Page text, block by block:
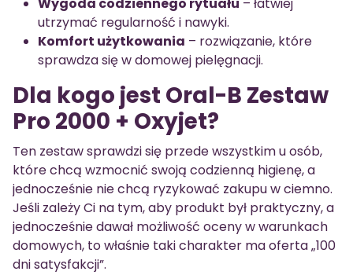
utrzymać regularność i nawyki.
Komfort użytkowania – rozwiązanie, które
sprawdza się w domowej pielęgnacji.
Dla kogo jest Oral-B Zestaw
Pro 2000 + Oxyjet?
Ten zestaw sprawdzi się przede wszystkim u osób,
które chcą wzmocnić swoją codzienną higienę, a
jednocześnie nie chcą ryzykować zakupu w ciemno.
Jeśli zależy Ci na tym, aby produkt był praktyczny, a
jednocześnie dawał możliwość oceny w warunkach
domowych, to właśnie taki charakter ma oferta „100
dni satysfakcji”.